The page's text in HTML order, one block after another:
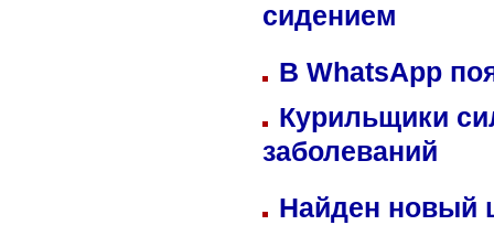
сидением
В WhatsApp
Курильщики
заболеваний
Найден